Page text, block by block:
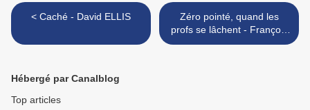
< Caché - David ELLIS
Zéro pointé, quand les
profs se lâchent - François
LANGRAND >
Hébergé par Canalblog
Top articles